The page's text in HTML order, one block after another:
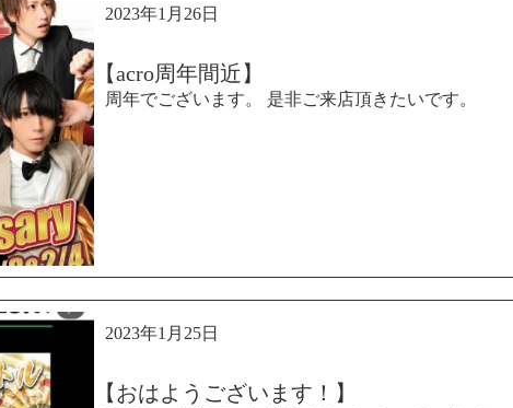
2023年1月26日
【acro周年間近】
周年でございます。 是非ご来店頂きたいです。
2023年1月25日
【おはようございます！】